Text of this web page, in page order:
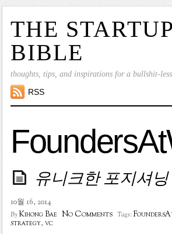
THE STARTUP
BIBLE
thoughts, tips, and inspirations for a bullshit-
RSS
유니크한 포지셔닝
10월 16, 2014
ByKihong Bae No Comments Tags:
strategy, vc